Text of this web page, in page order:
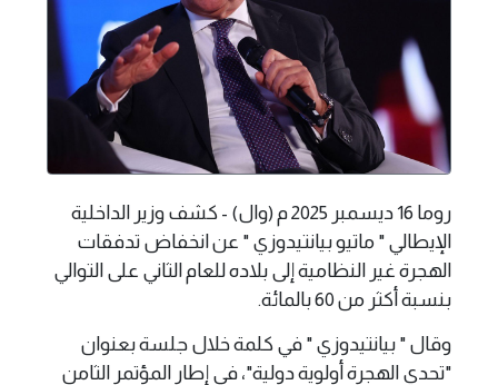
روما 16 ديسمبر 2025 م (وال) - كشف وزير الداخلية
الإيطالي " ماتيو بيانتيدوزي " عن انخفاض تدفقات
الهجرة غير النظامية إلى بلاده للعام الثاني على التوالي
بنسبة أكثر من 60 بالمائة.
وقال " بيانتيدوزي " في كلمة خلال جلسة بعنوان
"تحدي الهجرة أولوية دولية"، في إطار المؤتمر الثامن